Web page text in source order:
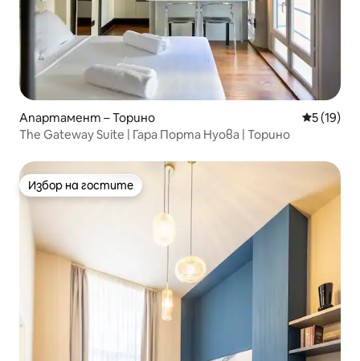
Апартамент – Торино Средна
5 (19)
The Gateway Suite | Гара Порта Нуова | Торино
Избор на гостите
Избор на гостите